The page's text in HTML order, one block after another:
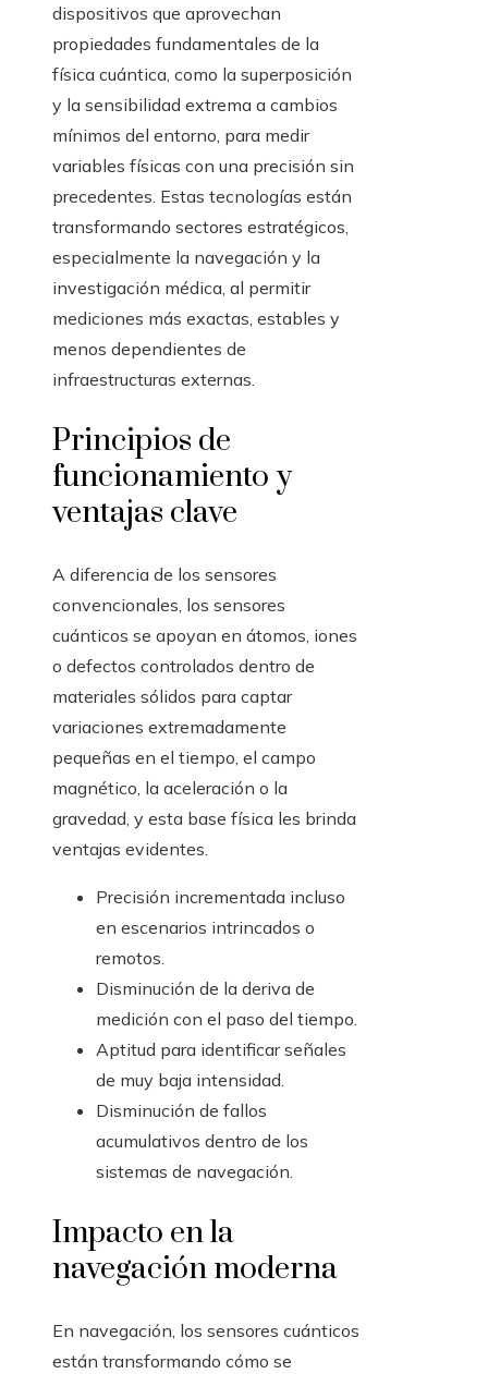
dispositivos que aprovechan
propiedades fundamentales de la
física cuántica, como la superposición
y la sensibilidad extrema a cambios
mínimos del entorno, para medir
variables físicas con una precisión sin
precedentes. Estas tecnologías están
transformando sectores estratégicos,
especialmente la navegación y la
investigación médica, al permitir
mediciones más exactas, estables y
menos dependientes de
infraestructuras externas.
Principios de
funcionamiento y
ventajas clave
A diferencia de los sensores
convencionales, los sensores
cuánticos se apoyan en átomos, iones
o defectos controlados dentro de
materiales sólidos para captar
variaciones extremadamente
pequeñas en el tiempo, el campo
magnético, la aceleración o la
gravedad, y esta base física les brinda
ventajas evidentes.
Precisión incrementada incluso
en escenarios intrincados o
remotos.
Disminución de la deriva de
medición con el paso del tiempo.
Aptitud para identificar señales
de muy baja intensidad.
Disminución de fallos
acumulativos dentro de los
sistemas de navegación.
Impacto en la
navegación moderna
En navegación, los sensores cuánticos
están transformando cómo se